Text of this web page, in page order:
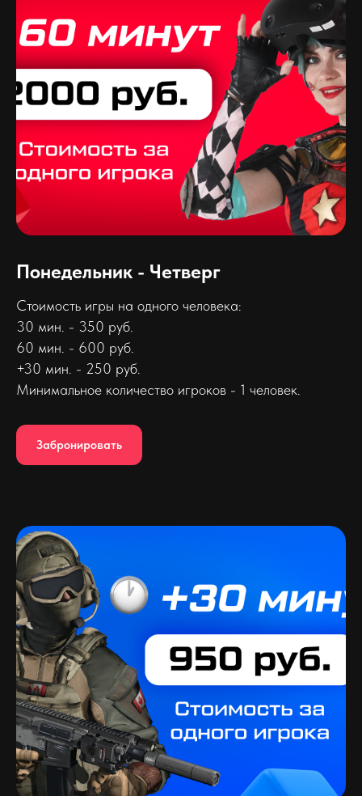
Понедельник - Четверг
Стоимость игры на одного человека:
30 мин. - 350 руб.
60 мин. - 600 руб.
+30 мин. - 250 руб.
Минимальное количество игроков - 1 человек.
Забронировать